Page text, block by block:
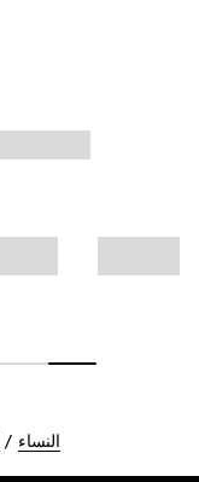
النساء